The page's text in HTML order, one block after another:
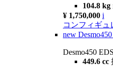
104.8 kg
¥ 1,750,000 i
コンフィギュ
new
Desmo450 EDS
449.6 cc